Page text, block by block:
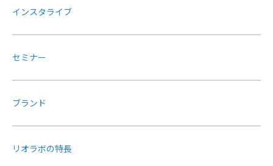
インスタライブ
セミナー
ブランド
リオラボの特長